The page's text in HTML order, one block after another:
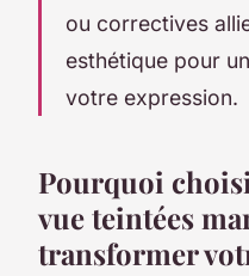
ou correctives
esthétique pour
votre expression.
Pourquoi
vue teintées
transformer